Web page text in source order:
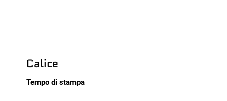
Calice
Tempo di stampa